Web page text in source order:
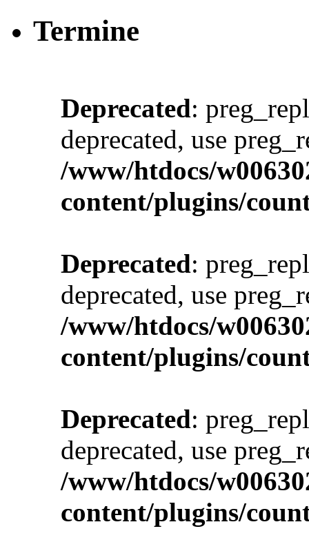
Termine
Deprecated:
deprecated, use
/www/htdocs/
content/plugins/
Deprecated:
deprecated, use
/www/htdocs/
content/plugins/
Deprecated:
deprecated, use
/www/htdocs/
content/plugins/